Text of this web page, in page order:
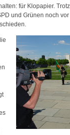
für Klopapier.
und Grünen noch